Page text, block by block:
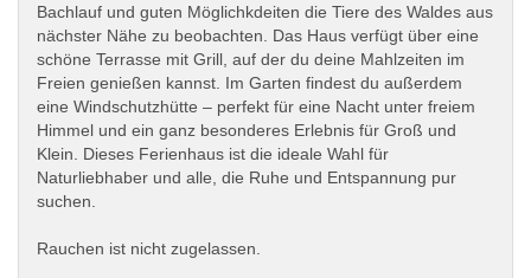
Bachlauf und guten Möglichkdeiten die Tiere des Waldes aus
nächster Nähe zu beobachten. Das Haus verfügt über eine
schöne Terrasse mit Grill, auf der du deine Mahlzeiten im
Freien genießen kannst. Im Garten findest du außerdem
eine Windschutzhütte – perfekt für eine Nacht unter freiem
Himmel und ein ganz besonderes Erlebnis für Groß und
Klein. Dieses Ferienhaus ist die ideale Wahl für
Naturliebhaber und alle, die Ruhe und Entspannung pur
suchen.
Rauchen ist nicht zugelassen.